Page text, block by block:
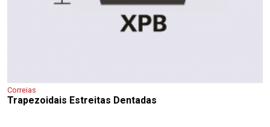
Correias
Trapezoidais Estreitas Dentadas